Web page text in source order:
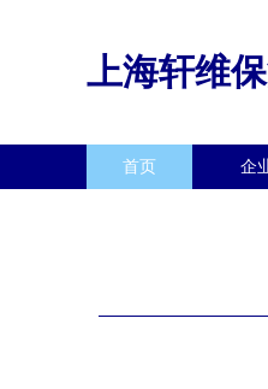
上海轩维
首页 企